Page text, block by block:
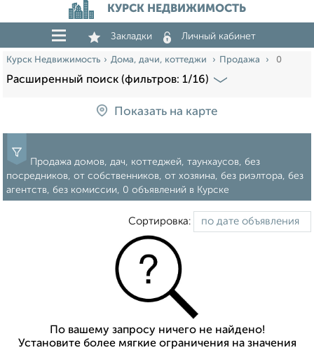
КУРСК НЕДВИЖИМОСТЬ
Закладки Личный кабинет
Курск Недвижимость Дома, дачи, коттеджи Продажа 0
Расширенный поиск (фильтров: 1/16)
Показать на карте
Продажа домов, дач, коттеджей, таунхаусов, без
посредников, от собственников, от хозяина, без риэлтора, без
агентств, без комиссии, 0 объявлений в Курске
Сортировка:
По вашему запросу ничего не найдено!
Установите более мягкие ограничения на значения